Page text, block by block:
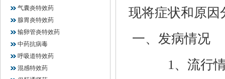
气囊炎特效药
腺胃炎特效药
输卵管炎特效药
中药抗病毒
呼吸道特效药
混感特效药
现将症状和原因
一、发病情况
1、流行情